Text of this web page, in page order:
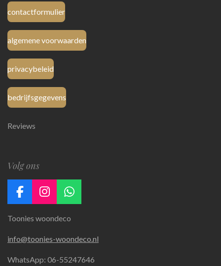
contactformulier
algemene voorwaarden
privacybeleid
bedrijfsgegevens
Reviews
Volg ons
F
c
b
o
I
s
a
g
W
a
s
A
Toonies woondeco
info@toonies-woondeco.nl
WhatsApp: 06-55247646